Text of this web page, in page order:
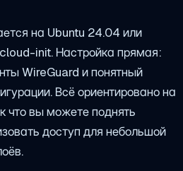
на Ubuntu 24.04 или
init. Настройка прямая:
WireGuard и понятный
Всё ориентировано на
что вы можете поднять
доступ для небольшой